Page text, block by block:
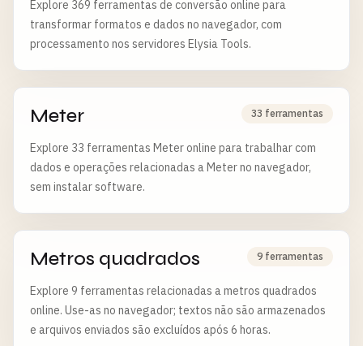
Explore 369 ferramentas de conversão online para
transformar formatos e dados no navegador, com
processamento nos servidores Elysia Tools.
Meter 33 ferramentas
Explore 33 ferramentas Meter online para trabalhar com
dados e operações relacionadas a Meter no navegador,
sem instalar software.
Metros quadrados 9 ferramentas
Explore 9 ferramentas relacionadas a metros quadrados
online. Use-as no navegador; textos não são armazenados
e arquivos enviados são excluídos após 6 horas.